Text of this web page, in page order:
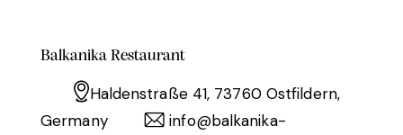
Balkanika Restaurant
Haldenstraße 41, 73760 Ostfildern,
Germany
info@balkanika-